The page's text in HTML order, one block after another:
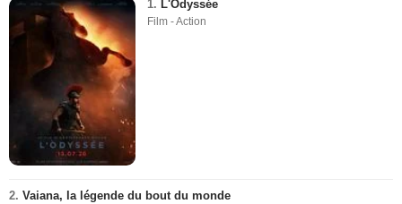
1. L'Odyssée
Film - Action
2. Vaiana, la légende du bout du monde